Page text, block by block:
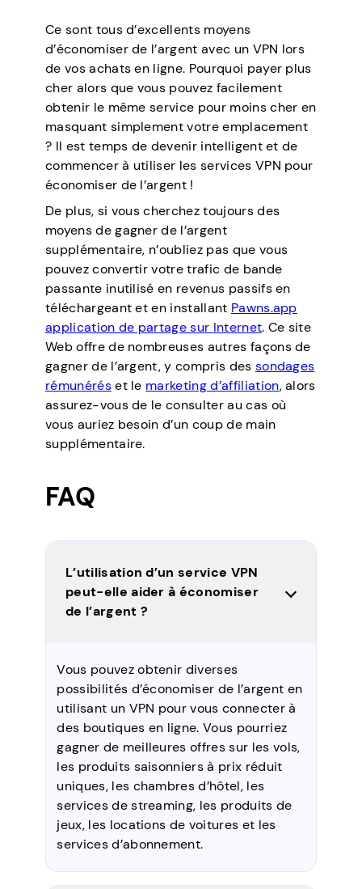
Ce sont tous d’excellents moyens
d’économiser de l’argent avec un VPN lors
de vos achats en ligne. Pourquoi payer plus
cher alors que vous pouvez facilement
obtenir le même service pour moins cher en
masquant simplement votre emplacement
? Il est temps de devenir intelligent et de
commencer à utiliser les services VPN pour
économiser de l’argent !
De plus, si vous cherchez toujours des
moyens de gagner de l’argent
supplémentaire, n’oubliez pas que vous
pouvez convertir votre trafic de bande
passante inutilisé en revenus passifs en
téléchargeant et en installant Pawns.app
application de partage sur Internet. Ce site
Web offre de nombreuses autres façons de
gagner de l’argent, y compris des sondages
rémunéréset le marketing d’affiliation, alors
assurez-vous de le consulter au cas où
vous auriez besoin d’un coup de main
supplémentaire.
FAQ
L’utilisation d’un service VPN
peut-elle aider à économiser
de l’argent ?
Vous pouvez obtenir diverses
possibilités d’économiser de l’argent en
utilisant un VPN pour vous connecter à
des boutiques en ligne. Vous pourriez
gagner de meilleures offres sur les vols,
les produits saisonniers à prix réduit
uniques, les chambres d’hôtel, les
services de streaming, les produits de
jeux, les locations de voitures et les
services d’abonnement.